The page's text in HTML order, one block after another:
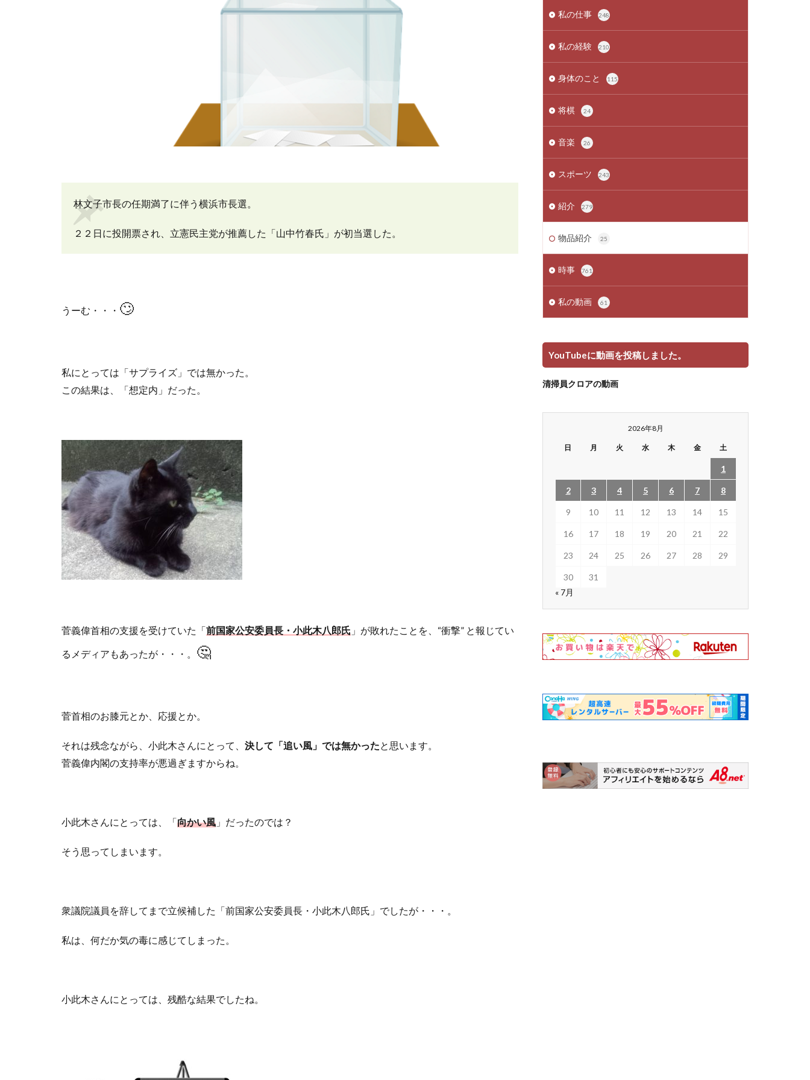
林文子市長の任期満了に伴う横浜市長選。
２２日に投開票され、立憲民主党が推薦した「山中竹春氏」が初当選した。
うーむ・・・ 🙄
私にとっては「サプライズ」では無かった。
この結果は、「想定内」だった。
菅義偉首相の支援を受けていた「前国家公安委員長・小此木八郎氏 」が敗れたことを、 “衝撃” と報じてい
るメディアもあったが・・・。 🤔
菅首相のお膝元とか、応援とか。
それは残念ながら、小此木さんにとって、 決して「追い風」では無かったと思います。
菅義偉内閣の支持率が悪過ぎますからね。
小此木さんにとっては、「向かい風 」だったのでは？
そう思ってしまいます。
衆議院議員を辞してまで立候補した「前国家公安委員長・小此木八郎氏」でしたが・・・。
私は、何だか気の毒に感じてしまった。
小此木さんにとっては、残酷な結果でしたね。
私の仕事 248
私の経験 210
身体のこと 115
将棋 24
音楽 26
スポーツ 243
紹介 279
物品紹介 25
時事 761
私の動画 61
YouTubeに動画を投稿しました。
清掃員クロアの動画
2026年8月
日 月 火 水 木 金 土
1
2 3 4 5 6 7 8
9 10 11 12 13 14 15
16 17 18 19 20 21 22
23 24 25 26 27 28 29
30
31
« 7月